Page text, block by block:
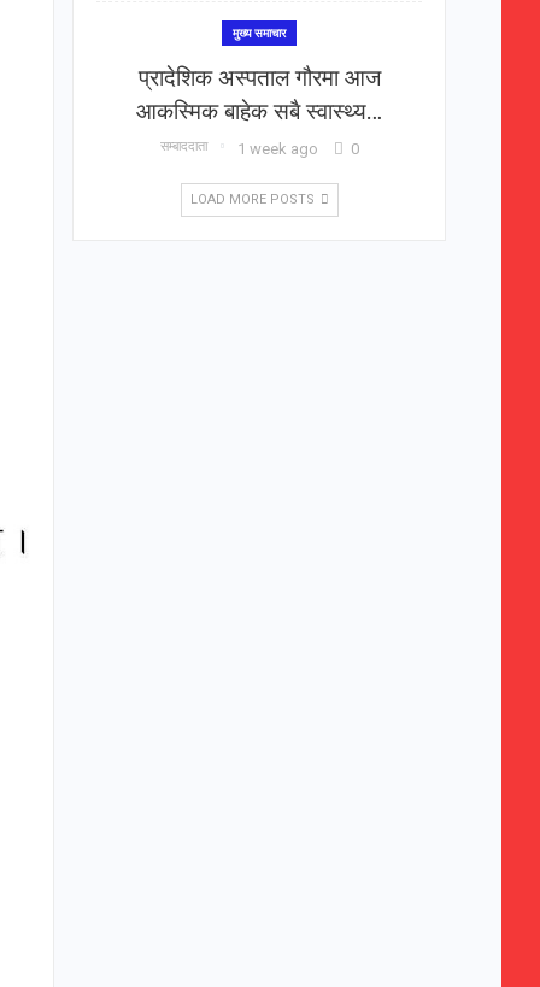
मुख्य समाचार
प्रादेशिक अस्पताल गौरमा आज
आकस्मिक बाहेक सबै स्वास्थ्य…
सम्बाददाता 1 week ago 0
LOAD MORE POSTS